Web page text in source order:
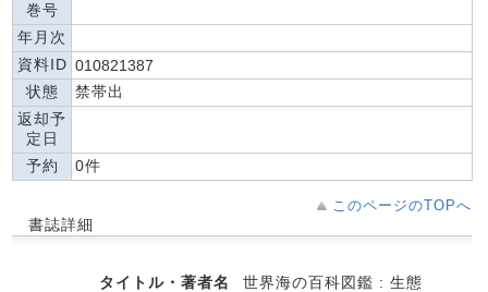
巻号
年月次
資料ID 010821387
状態
禁帯出
返却予
定日
予約
0件
このページのTOPへ
書誌詳細
タイトル・著者名
世界海の百科図鑑 : 生態